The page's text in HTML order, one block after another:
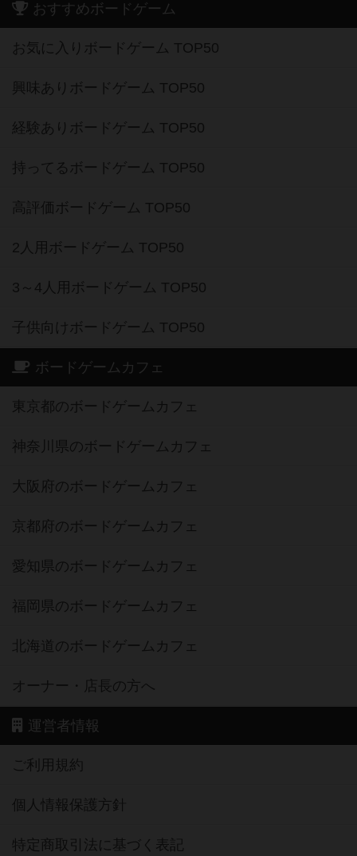
おすすめボードゲーム
お気に入りボードゲーム TOP50
興味ありボードゲーム TOP50
経験ありボードゲーム TOP50
持ってるボードゲーム TOP50
高評価ボードゲーム TOP50
2人用ボードゲーム TOP50
3～4人用ボードゲーム TOP50
子供向けボードゲーム TOP50
ボードゲームカフェ
東京都のボードゲームカフェ
神奈川県のボードゲームカフェ
大阪府のボードゲームカフェ
京都府のボードゲームカフェ
愛知県のボードゲームカフェ
福岡県のボードゲームカフェ
北海道のボードゲームカフェ
オーナー・店長の方へ
運営者情報
ご利用規約
個人情報保護方針
特定商取引法に基づく表記